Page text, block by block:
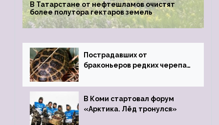
В Татарстане от нефтешламов очистят
более полутора гектаров земель
Пострадавших от
браконьеров редких черепах
зоопарк
В Коми стартовал форум
«Арктика. Лёд тронулся»